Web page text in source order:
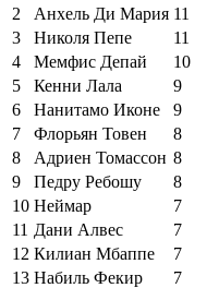
2
Анхель Ди Мария 11
3
Николя Пепе
11
4
Мемфис Депай
10
5
Кенни Лала
9
6
Нанитамо Иконе
9
7
Флорьян Товен
8
8
Адриен Томассон 8
9
Педру Ребошу
8
10 Неймар
7
11 Дани Алвес
7
12 Килиан Мбаппе
7
13 Набиль Фекир
7